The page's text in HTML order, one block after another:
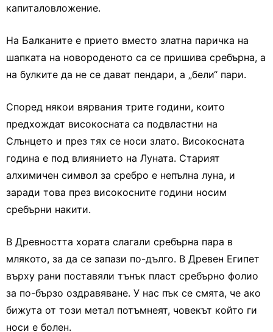
капиталовложение.
На Балканите е прието вместо златна паричка на
шапката на новороденото са се пришива сребърна, а
на булките да не се дават пендари, а „бели“ пари.
Според някои вярвания трите години, които
предхождат високосната са подвластни на
Слънцето и през тях се носи злато. Високосната
година е под влиянието на Луната. Старият
алхимичен символ за сребро е непълна луна, и
заради това през високосните години носим
сребърни накити.
В Древността хората слагали сребърна пара в
млякото, за да се запази по-дълго. В Древен Египет
върху рани поставяли тънък пласт сребърно фолио
за по-бързо оздравяване. У нас пък се смята, че ако
бижута от този метал потъмнеят, човекът който ги
носи е болен.